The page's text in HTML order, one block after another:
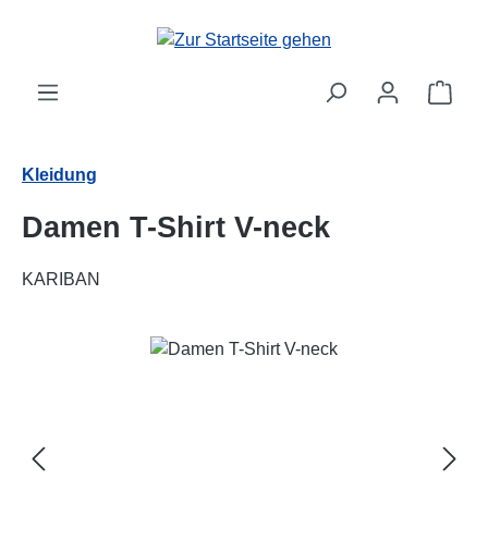
Zum Hauptinhalt springen
Kleidung
Damen T-Shirt V-neck
KARIBAN
Bildergalerie überspringen